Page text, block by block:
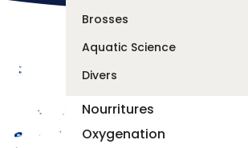
Brosses
Aquatic Science
Divers
Nourritures
Oxygenation